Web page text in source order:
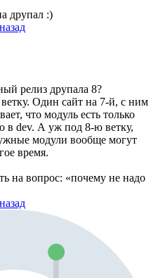
друпал :)
релиз друпала 8?
Один сайт на 7-й, с ним
что модуль есть только
в dev. А уж под 8-ю ветку,
модули вообще могут
время.
на вопрос: «почему не надо